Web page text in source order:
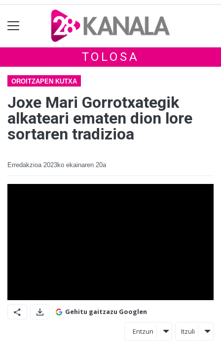
TOLOSA
OROITZAPEN KUTXA
Joxe Mari Gorrotxategik
alkateari ematen dion lore
sortaren tradizioa
Erredakzioa 2023ko ekainaren 20a
Gehitu gaitzazu Googlen
Entzun Itzuli